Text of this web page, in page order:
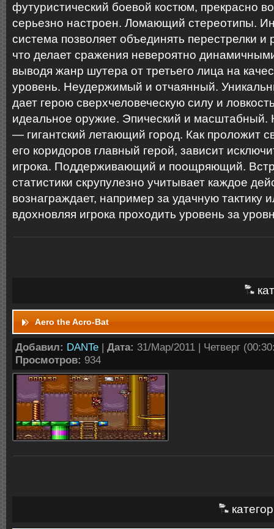
футуристический боевой костюм, прекрасно
серьезно настроен. Ломающий стереотипы.
система позволяет объединять перестрелки и
что делает сражения невероятно
выводя жанр шутера от третьего лица на
уровень. Неудержимый и отчаянный.
дает герою сверхчеловеческую силу и
идеальное оружие. Эпический и масштабный.
— гигантский летающий город. Как проложит
его коридоров главный герой, зависит
игрока. Поддерживающий и поощряющий.
статистики скрупулезно учитывает каждое
вознаграждает, например за удачную тактику
вдохновляя игрока проходить уровень за
Aero the Acro-Bat
Добавил: DANTe | Дата: 31/Мар/2011 | Четверг
Просмотров: 934